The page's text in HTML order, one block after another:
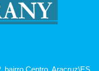
bairro Centro, Aracruz\ES